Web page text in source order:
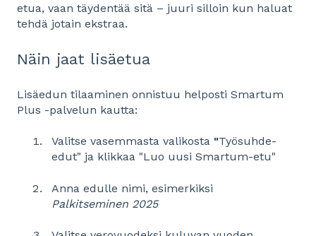
etua, vaan täydentää sitä – juuri silloin kun haluat
tehdä jotain ekstraa.
Näin jaat lisäetua
Lisäedun tilaaminen onnistuu helposti Smartum
Plus -palvelun kautta:
Valitse vasemmasta valikosta "Työsuhde-
edut" ja klikkaa "Luo uusi Smartum-etu"
Anna edulle nimi, esimerkiksi
Palkitseminen 2025